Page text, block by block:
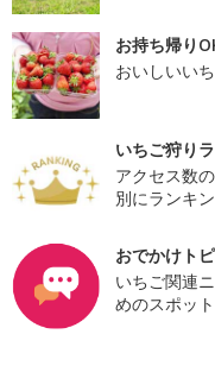
お持ち帰り
おいしいい
いちご狩り
アクセス数
別にランキ
おでかけト
いちご関連
めのスポッ